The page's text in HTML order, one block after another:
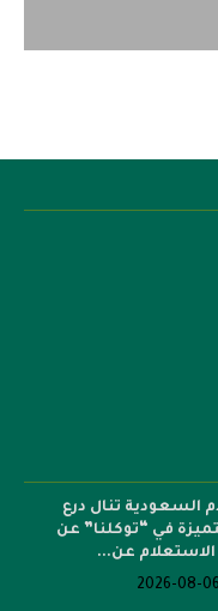
السعودية تنال درع
في “توكلنا” عن
عن...
2026-08-06